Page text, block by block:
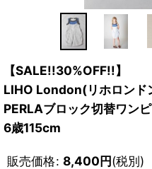
【SALE!!30%OFF!!】
LIHO London(リホロンド
PERLAブロック切替ワン
6歳115cm
販売価格: 8,400円(税別)